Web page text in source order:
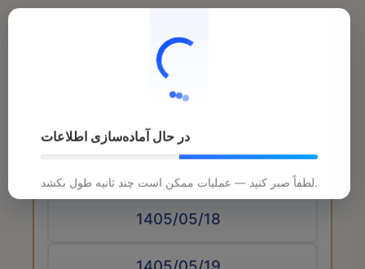
Arrival date
در حال آماده‌سازی اطلاعات
لطفاً صبر کنید — عملیات ممکن است چند ثانیه طول بکشد.